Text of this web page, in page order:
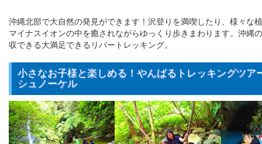
沖縄北部で大自然の発見ができます！沢登りを満喫したり、様々な
マイナスイオンの中を癒されながらゆっくり歩きまわります。沖縄
収できる大満足できるリバートレッキング。
小さなお子様と楽しめる！やんばるトレッキングツア
シュノーケル